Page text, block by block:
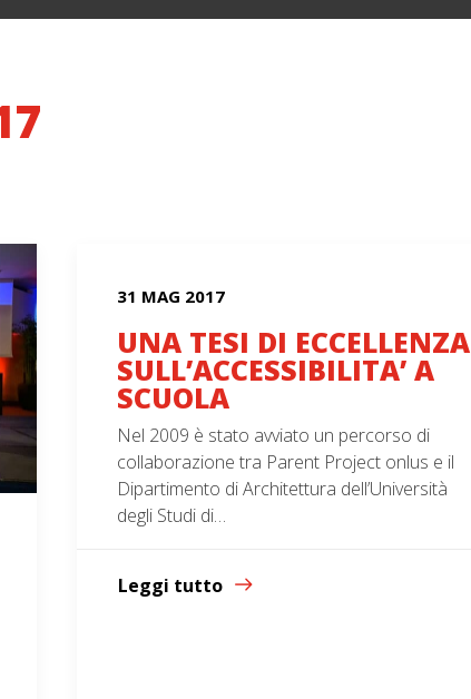
31 MAG 2017
UNA TESI DI ECCELLENZA
SULL’ACCESSIBILITA’ A
SCUOLA
Nel 2009 è stato avviato un percorso di
collaborazione tra Parent Project onlus e il
Dipartimento di Architettura dell’Università
degli Studi di…
Leggi tutto